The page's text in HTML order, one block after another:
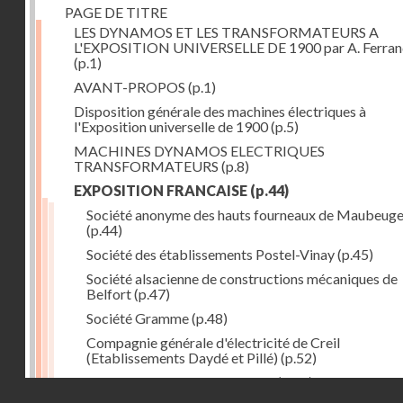
PAGE DE TITRE
LES DYNAMOS ET LES TRANSFORMATEURS A
L'EXPOSITION UNIVERSELLE DE 1900 par A.
(p.1)
AVANT-PROPOS (p.1)
Disposition générale des machines électriques à
l'Exposition universelle de 1900(p.5)
MACHINES DYNAMOS ELECTRIQUES
TRANSFORMATEURS (p.8)
EXPOSITION FRANCAISE (p.44)
Société anonyme des hauts fourneaux de Maubeuge
(p.44)
Société des établissements Postel-Vinay(p.45)
Société alsacienne de constructions mécaniques de
Belfort(p.47)
Société Gramme(p.48)
Compagnie générale d'électricité de Creil
(Etablissements Daydé et Pillé) (p.52)
Compagnie générale de Nancy(p.52)